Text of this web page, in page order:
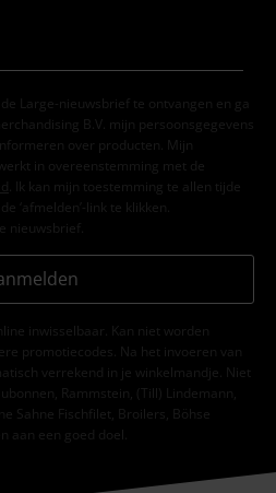
Large-nieuwsbrief te ontvangen en ga
B.V. mijn persoonsgegevens
over producten. Mijn
in overeenstemming met de
. Ik kan mijn toestemming te allen tijde
‘afmelden’-link te klikken.
nieuwsbrief.
inwisselbaar. Kan niet worden
promotiecodes. Na het invoeren van
verrekend in je winkelmandje. Niet
Rammstein, (Till) Lindemann,
Sahne Fischfilet, Broilers, Böhse
aan een goed doel.